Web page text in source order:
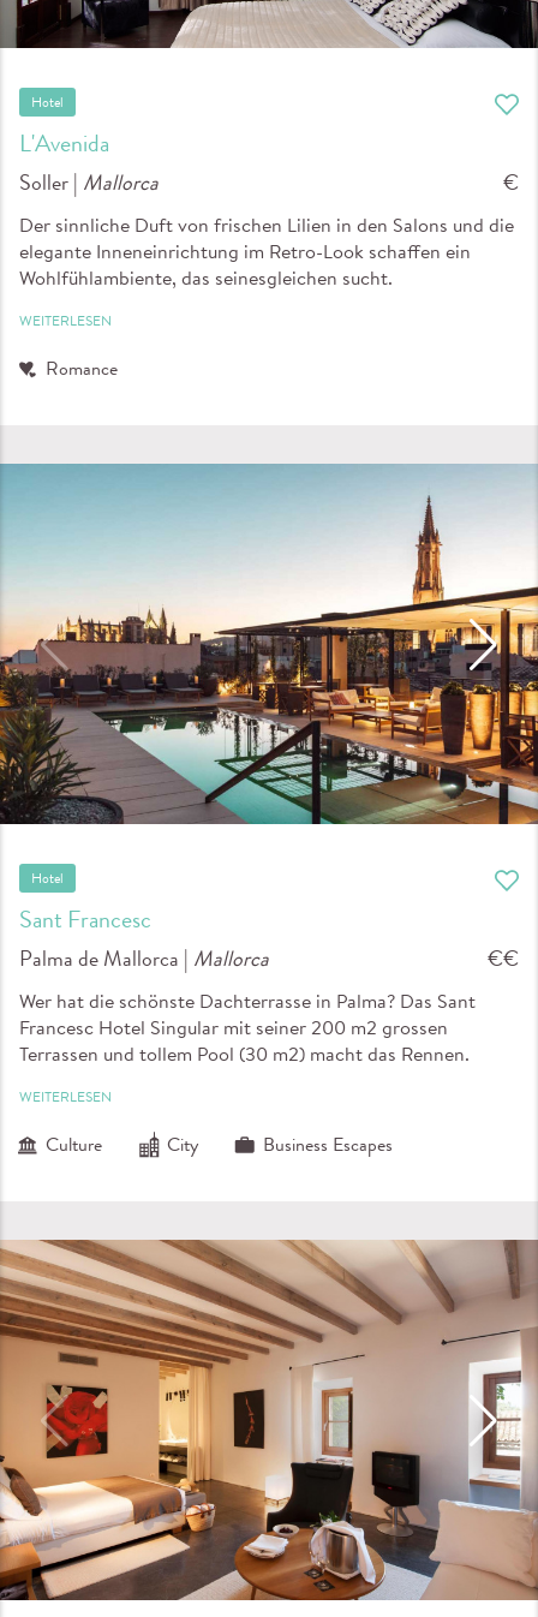
L'Avenida
Hotel
Soller | Mallorca €
Der sinnliche Duft von frischen Lilien in den Salons und die
elegante Inneneinrichtung im Retro-Look schaffen ein
Wohlfühlambiente, das seinesgleichen sucht.
WEITERLESEN
Romance
Sant Francesc
Hotel
Palma de Mallorca | Mallorca €€
Wer hat die schönste Dachterrasse in Palma? Das Sant
Francesc Hotel Singular mit seiner 200 m2 grossen
Terrassen und tollem Pool (30 m2) macht das Rennen.
WEITERLESEN
Culture City Business Escapes